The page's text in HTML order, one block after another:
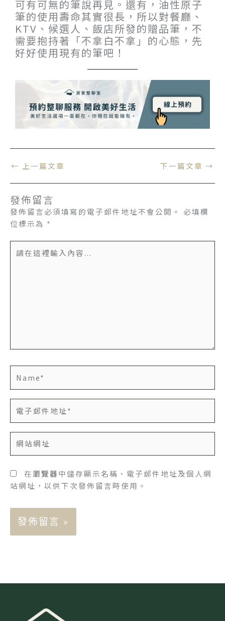
可有可無的筆說再見。還有，油性原子
筆的使用壽命其實很長，所以對餐廳、
KTV、候選人、飯店所發的贈品筆，不
需要抱持著「不拿白不拿」的心態，先
好好使用現有的筆吧！
← 上一篇文章 下一篇文章 →
發佈留言
發佈留言必須填寫的電子郵件地址不會公開。
必填欄
位標示為 *
在
子
件
*
站
址
在瀏覽器中儲存顯示名稱、電子郵件地址及個人網
站網址，以供下次發佈留言時使用。